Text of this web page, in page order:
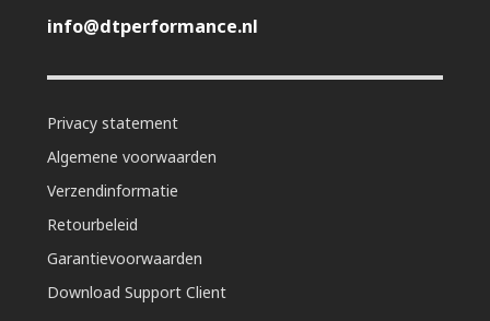
info@dtperformance.nl
Privacy statement
Algemene voorwaarden
Verzendinformatie
Retourbeleid
Garantievoorwaarden
Download Support Client